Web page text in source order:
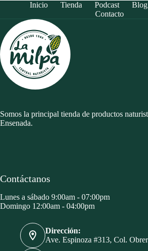
Inicio Tienda Podcast Blog
Contacto
Somos la principal tienda de productos
Ensenada.
Contáctanos
Lunes a sábado 9:00am - 07:00pm
Domingo 12:00am - 04:00pm
Dirección:
Ave. Espinoza #313, Col.